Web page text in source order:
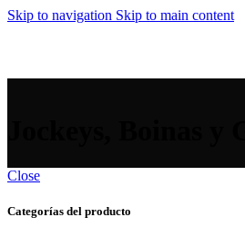
Skip to navigation Skip to main content
Close
Categorías del producto